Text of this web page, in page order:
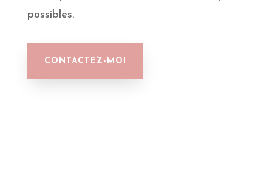
possibles.
CONTACTEZ-MOI